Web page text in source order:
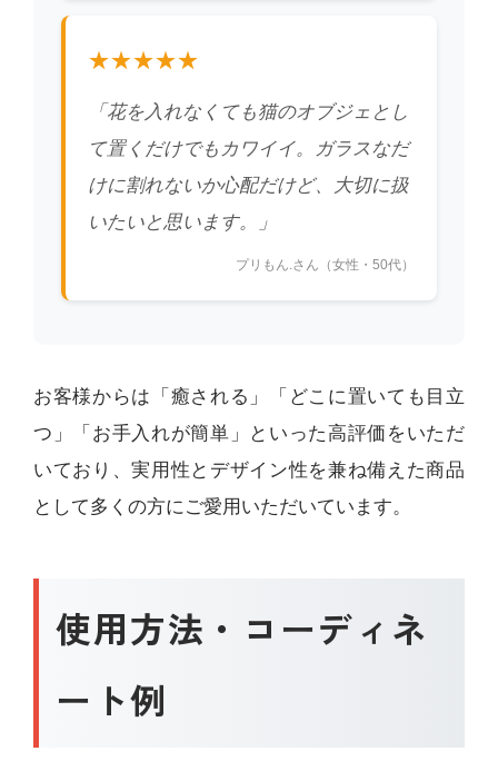
★★★★★
「花を入れなくても猫のオブジェとし
て置くだけでもカワイイ。ガラスなだ
けに割れないか心配だけど、大切に扱
いたいと思います。」
プリもん.さん（女性・50代）
お客様からは「癒される」「どこに置いても目立
つ」「お手入れが簡単」といった高評価をいただ
いており、実用性とデザイン性を兼ね備えた商品
として多くの方にご愛用いただいています。
使用方法・コーディネ
ート例